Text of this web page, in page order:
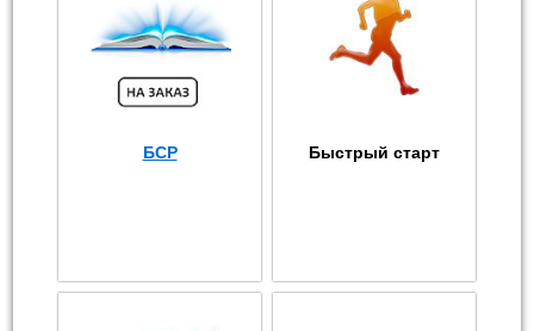
БСР Быстрый старт